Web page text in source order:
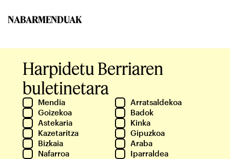
NABARMENDUAK
Harpidetu Berriaren
buletinetara
Mendia
Arratsaldekoa
Goizekoa
Badok
Astekaria
Kinka
Kazetaritza
Gipuzkoa
Bizkaia
Araba
Nafarroa
Iparraldea